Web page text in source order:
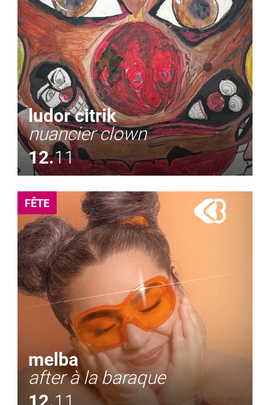
ludor citrik
nuancier clown
12.11
FÊTE
melba
after à la baraque